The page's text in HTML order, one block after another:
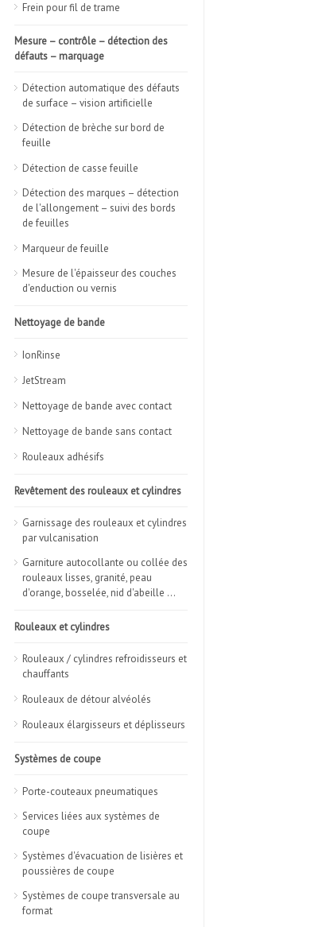
Frein pour fil de trame
Mesure – contrôle – détection des
défauts – marquage
Détection automatique des défauts
de surface – vision artificielle
Détection de brèche sur bord de
feuille
Détection de casse feuille
Détection des marques – détection
de l'allongement – suivi des bords
de feuilles
Marqueur de feuille
Mesure de l'épaisseur des couches
d'enduction ou vernis
Nettoyage de bande
IonRinse
JetStream
Nettoyage de bande avec contact
Nettoyage de bande sans contact
Rouleaux adhésifs
Revêtement des rouleaux et cylindres
Garnissage des rouleaux et cylindres
par vulcanisation
Garniture autocollante ou collée des
rouleaux lisses, granité, peau
d'orange, bosselée, nid d'abeille …
Rouleaux et cylindres
Rouleaux / cylindres refroidisseurs et
chauffants
Rouleaux de détour alvéolés
Rouleaux élargisseurs et déplisseurs
Systèmes de coupe
Porte-couteaux pneumatiques
Services liées aux systèmes de
coupe
Systèmes d'évacuation de lisières et
poussières de coupe
Systèmes de coupe transversale au
format